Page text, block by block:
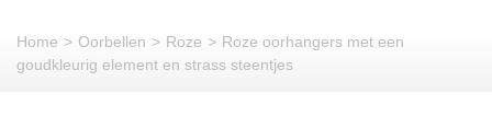
Home > Oorbellen > Roze > Roze oorhangers met een
goudkleurig element en strass steentjes